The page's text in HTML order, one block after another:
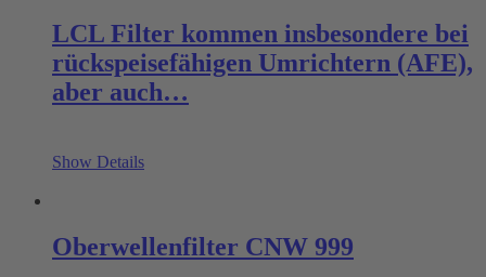
LCL Filter kommen insbesondere bei
rückspeisefähigen Umrichtern (AFE),
aber auch…
Show Details
Oberwellenfilter CNW 999